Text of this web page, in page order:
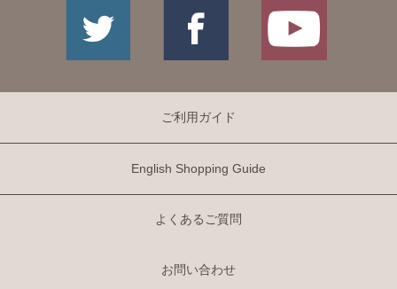
ご利用ガイド
English Shopping Guide
よくあるご質問
お問い合わせ